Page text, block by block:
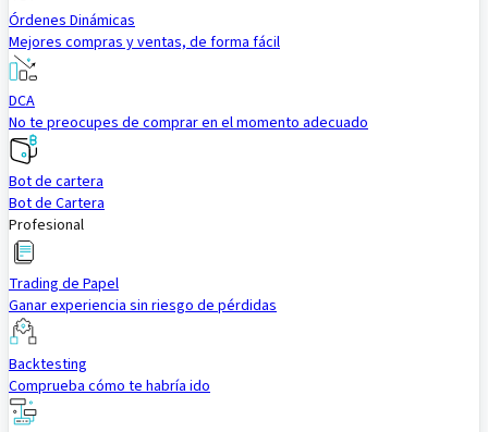
Órdenes Dinámicas
Mejores compras y ventas, de forma fácil
DCA
No te preocupes de comprar en el momento adecuado
Bot de cartera
Bot de Cartera
Profesional
Trading de Papel
Ganar experiencia sin riesgo de pérdidas
Backtesting
Comprueba cómo te habría ido